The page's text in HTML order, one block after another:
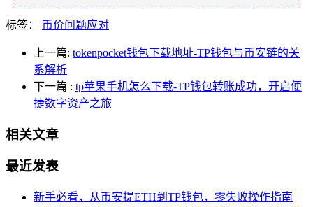
标签： 币价问题应对
上一篇: tokenpocket钱包下载地址-TP钱包与币安链的关
系解析
下一篇 : tp苹果手机怎么下载-TP钱包转账成功，开启便
捷数字资产之旅
相关文章
最近发表
新手必看，从币安提ETH到TP钱包，零失败操作指南